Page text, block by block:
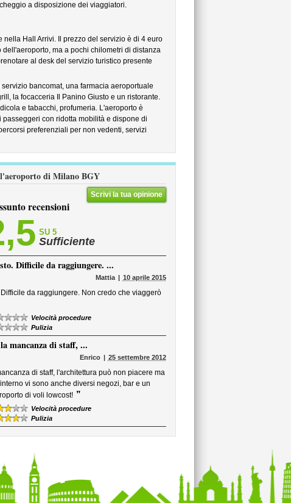
a disposizione dei viaggiatori.
Hall Arrivi. Il prezzo del servizio è di 4 euro
ma a pochi chilometri di distanza
al desk del servizio turistico presente
bancomat, una farmacia aeroportuale
la focacceria Il Panino Giusto e un ristorante.
e tabacchi, profumeria. L'aeroporto è
con ridotta mobilità e dispone di
preferenziali per non vedenti, servizi
di Milano BGY
Scrivi la tua opinione
recensioni
SU 5
Sufficiente
Difficile da raggiungere. ...
Mattia 10 aprile 2015
da raggiungere. Non credo che viaggerò
Velocità procedure
Pulizia
mancanza di staff, ...
Enrico 25 settembre 2012
di staff, l'architettura può non piacere ma
vi sono anche diversi negozi, bar e un
di voli lowcost! ”
Velocità procedure
Pulizia